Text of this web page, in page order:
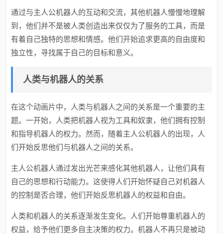
通过与主人公机器人的互动和交流，其他机器人慢慢地理解
到，他们并不是被人类创造出来仅仅为了服务的工具，而是
有着自己独特的思想和情感。他们开始追求更高的自由度和
独立性，寻找属于自己的目标和意义。
人类与机器人的关系
在这个动画片中，人类与机器人之间的关系是一个重要的主
题。一开始，人类把机器人视为工具和奴隶，他们拥有控制
和指导机器人的权力。然而，随着主人公机器人的出现，人
们开始反思他们与机器人之间的关系。
主人公机器人通过发出光芒来感化其他机器人，让他们具有
自己的思想和行动能力。这使得人们开始怀疑自己对机器人
的控制是否合理，他们开始反思机器人的权益和自由。
人类和机器人的关系逐渐发生变化。人们开始尊重机器人的
权益，给予他们更多自主决策的权力。机器人不再只是被动